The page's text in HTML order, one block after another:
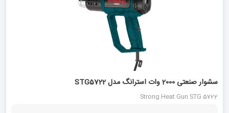
سشوار صنعتی 2000 وات استرانگ مدل STG5722
Strong Heat Gun STG 5722